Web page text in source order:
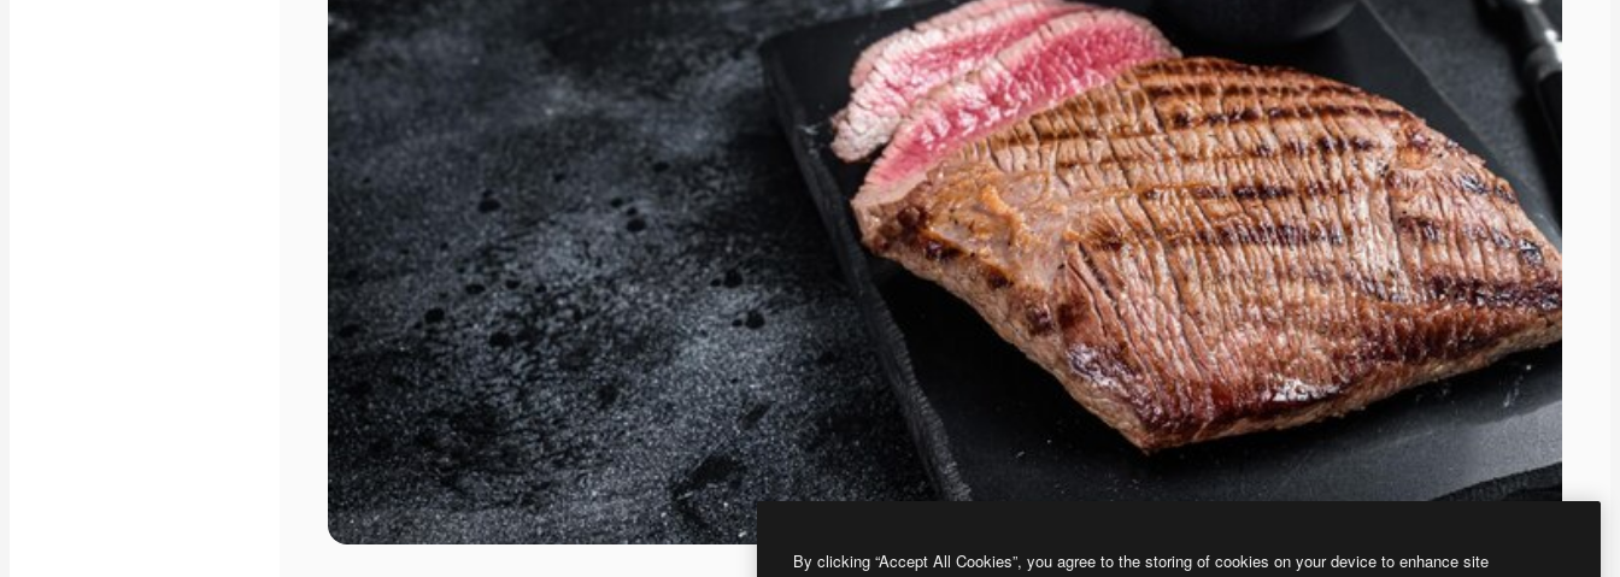
By clicking “Accept All Cookies”, you agree to the storing of cookies on your device to enhance site